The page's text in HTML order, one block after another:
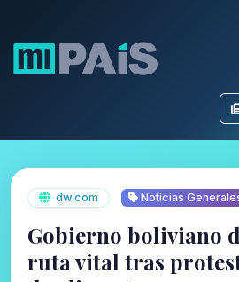
dw.com Noticias
Gobierno boliviano
ruta vital tras